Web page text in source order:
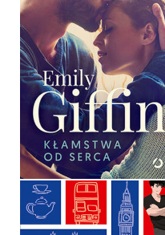
KŁAMSTWA OD SERCA
EMILY GIFFIN
44,99 ZŁ